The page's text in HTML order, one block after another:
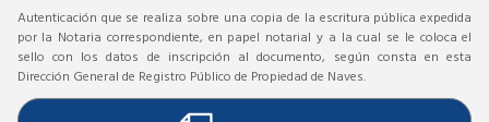
Autenticación que se realiza sobre una copia de la escritura pública expedida
por la Notaria correspondiente, en papel notarial y a la cual se le coloca el
sello con los datos de inscripción al documento, según consta en esta
Dirección General de Registro Público de Propiedad de Naves.